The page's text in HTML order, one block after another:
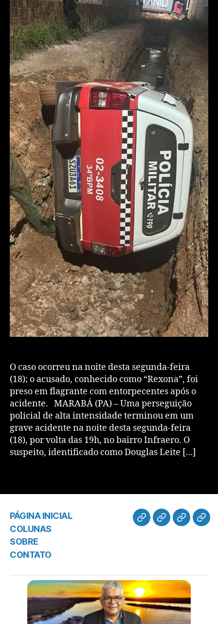
​O caso ocorreu na noite desta segunda-feira
(18); o acusado, conhecido como “Rexona”, foi
preso em flagrante com entorpecentes após o
acidente. ​MARABÁ (PA) – Uma perseguição
policial de alta intensidade terminou em um
grave acidente na noite desta segunda-feira
(18), por volta das 19h, no bairro Infraero. O
suspeito, identificado como Douglas Leite […]
PÁGINA INICIAL
COLUNAS
SOBRE
CONTATO